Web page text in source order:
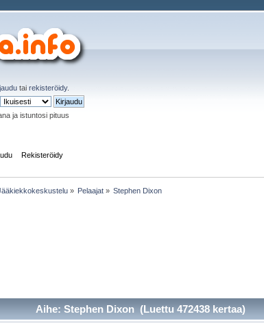
tairekisteröidy.
ja istuntosi pituus
Rekisteröidy
» Pelaajat » Stephen Dixon
Aihe: Stephen Dixon (Luettu 472438 kertaa)